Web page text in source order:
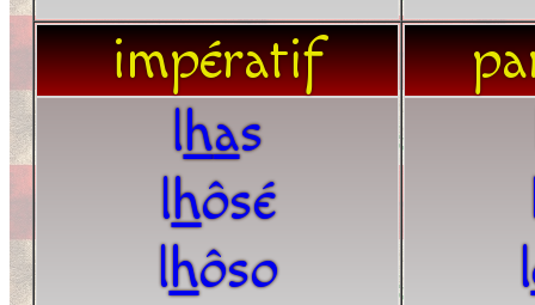
impératif
lhas
lhôsé
lhôso
l